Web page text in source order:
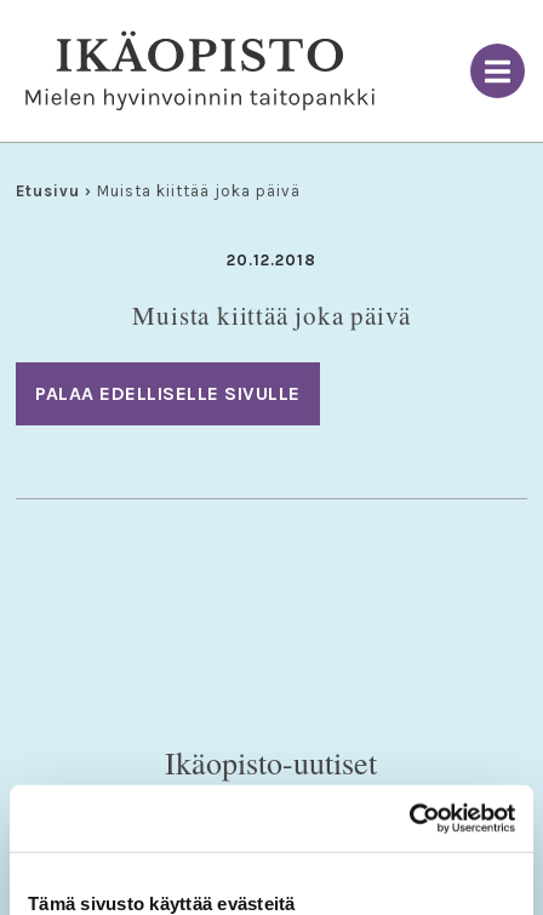
Tämä sivusto käyttää evästeitä
Etusivu › Muista kiittää joka päivä
20.12.2018
Muista kiittää joka päivä
PALAA EDELLISELLE SIVULLE
Ikäopisto-uutiset
Tilaamalla sähköisen uutiskirjeen saat tietoa sivuston
uusista sisällöistä sekä ajankohtaisista mielen